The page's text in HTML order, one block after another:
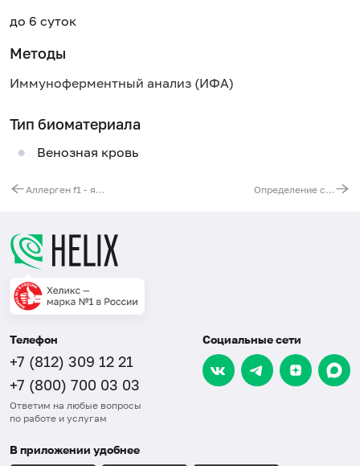
до 6 суток
Методы
Иммуноферментный анализ (ИФА)
Тип биоматериала
Венозная кровь
Аллерген f1 - яичный белок, IgE Определение специфических антител IgG к 90 наиболее часто встречаемым пищевым аллергенам
Телефон
+7 (812) 309 12 21
+7 (800) 700 03 03
Ответим на любые вопросы
по работе и услугам
Социальные сети
В приложении удобнее